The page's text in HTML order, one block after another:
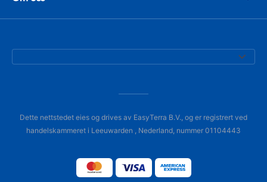
Dette nettstedet eies og drives av EasyTerra B.V., og er registrert ved
handelskammeret i Leeuwarden , Nederland, nummer 01104443